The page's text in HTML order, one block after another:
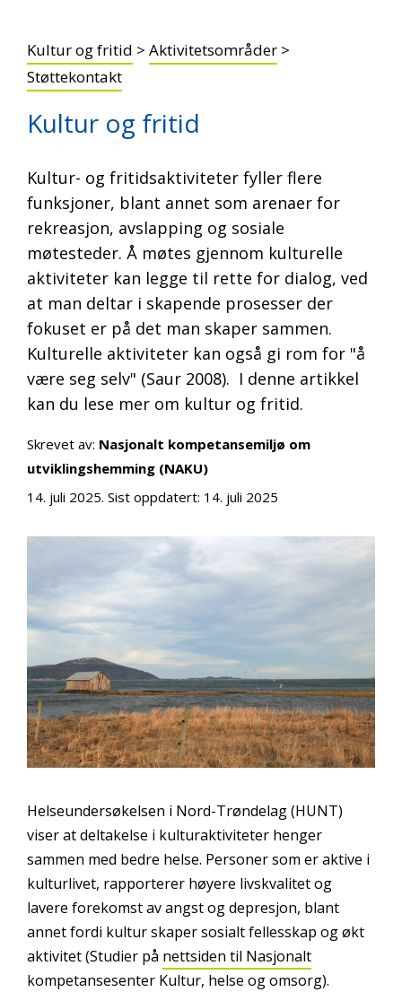
Kultur og fritid > Aktivitetsområder >
Støttekontakt
Kultur og fritid
Kultur- og fritidsaktiviteter fyller flere
funksjoner, blant annet som arenaer for
rekreasjon, avslapping og sosiale
møtesteder. Å møtes gjennom kulturelle
aktiviteter kan legge til rette for dialog, ved
at man deltar i skapende prosesser der
fokuset er på det man skaper sammen.
Kulturelle aktiviteter kan også gi rom for "å
være seg selv" (Saur 2008). I denne artikkel
kan du lese mer om kultur og fritid.
Skrevet av: Nasjonalt kompetansemiljø om
utviklingshemming (NAKU)
14. juli 2025. Sist oppdatert: 14. juli 2025
Helseundersøkelsen i Nord-Trøndelag (HUNT)
viser at deltakelse i kulturaktiviteter henger
sammen med bedre helse. Personer som er aktive i
kulturlivet, rapporterer høyere livskvalitet og
lavere forekomst av angst og depresjon, blant
annet fordi kultur skaper sosialt fellesskap og økt
aktivitet (Studier på nettsiden til Nasjonalt
kompetansesenter Kultur, helse og omsorg).